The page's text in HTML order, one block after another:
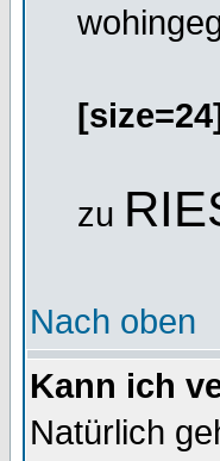
zu
Nach oben
Kann ich
Natürlich